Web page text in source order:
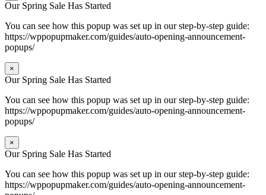
Our Spring Sale Has Started
You can see how this popup was set up in our step-by-step guide:
https://wppopupmaker.com/guides/auto-opening-announcement-
popups/
×
Our Spring Sale Has Started
You can see how this popup was set up in our step-by-step guide:
https://wppopupmaker.com/guides/auto-opening-announcement-
popups/
×
Our Spring Sale Has Started
You can see how this popup was set up in our step-by-step guide:
https://wppopupmaker.com/guides/auto-opening-announcement-